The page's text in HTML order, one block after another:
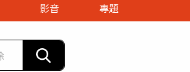
影音
專題